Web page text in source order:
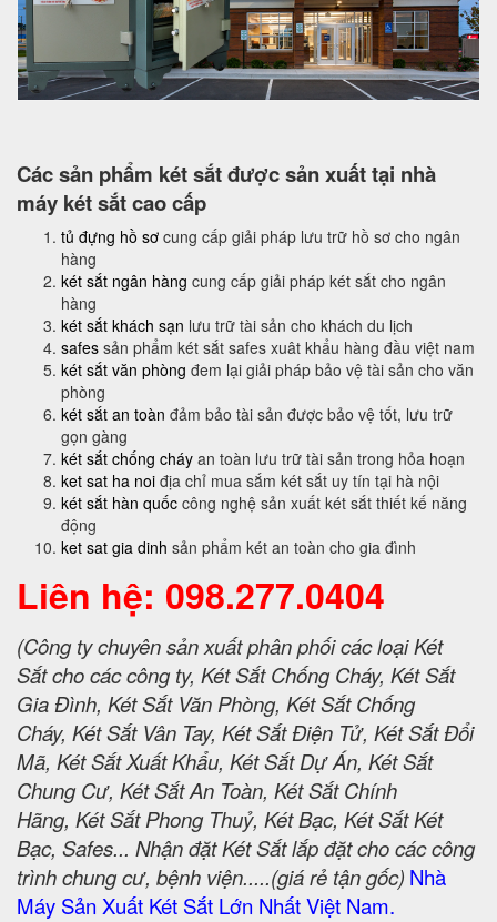
Các sản phẩm két sắt được sản xuất tại nhà
máy két sắt cao cấp
tủ đựng hồ sơ cung cấp giải pháp lưu trữ hồ sơ cho ngân
hàng
két sắt ngân hàng cung cấp giải pháp két sắt cho ngân
hàng
két sắt khách sạn lưu trữ tài sản cho khách du lịch
safes sản phẩm két sắt safes xuât khẩu hàng đầu việt nam
két sắt văn phòng đem lại giải pháp bảo vệ tài sản cho văn
phòng
két sắt an toàn đảm bảo tài sản được bảo vệ tốt, lưu trữ
gọn gàng
két sắt chống cháy an toàn lưu trữ tài sản trong hỏa hoạn
ket sat ha noi địa chỉ mua sắm két sắt uy tín tại hà nội
két sắt hàn quốc công nghệ sản xuất két sắt thiết kế năng
động
ket sat gia dinh sản phẩm két an toàn cho gia đình
Liên hệ: 098.277.0404
(Công ty chuyên sản xuất phân phối các loại Két
Sắt cho các công ty, Két Sắt Chống Cháy, Két Sắt
Gia Đình, Két Sắt Văn Phòng, Két Sắt Chống
Cháy, Két Sắt Vân Tay, Két Sắt Điện Tử, Két Sắt Đổi
Mã, Két Sắt Xuất Khẩu, Két Sắt Dự Án, Két Sắt
Chung Cư, Két Sắt An Toàn, Két Sắt Chính
Hãng, Két Sắt Phong Thuỷ, Két Bạc, Két Sắt Két
Bạc, Safes... Nhận đặt Két Sắt lắp đặt cho các công
trình chung cư, bệnh viện.....(giá rẻ tận gốc) Nhà
Máy Sản Xuất Két Sắt Lớn Nhất Việt Nam.